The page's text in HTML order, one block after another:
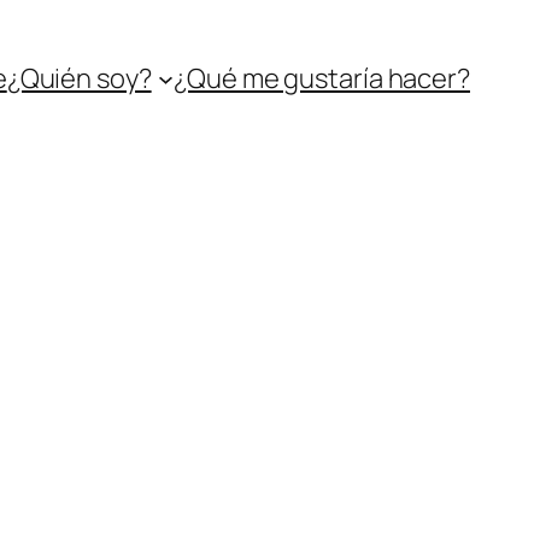
¿Quién soy? ¿Qué me gustaría hacer?